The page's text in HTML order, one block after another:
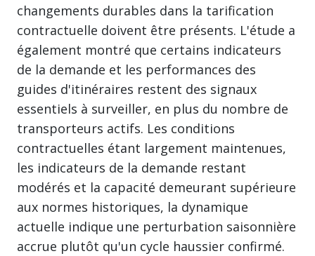
changements durables dans la tarification
contractuelle doivent être présents. L'étude a
également montré que certains indicateurs
de la demande et les performances des
guides d'itinéraires restent des signaux
essentiels à surveiller, en plus du nombre de
transporteurs actifs. Les conditions
contractuelles étant largement maintenues,
les indicateurs de la demande restant
modérés et la capacité demeurant supérieure
aux normes historiques, la dynamique
actuelle indique une perturbation saisonnière
accrue plutôt qu'un cycle haussier confirmé.